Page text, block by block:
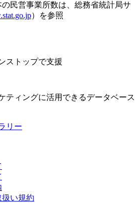
民営事業所数は、総務省統計局サ
）を参照
ストップで支援
ティングに活用できるデータベース
扱い規約